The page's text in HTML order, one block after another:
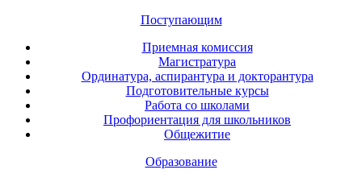
Поступающим
Приемная комиссия
Магистратура
Ординатура, аспирантура и докторантура
Подготовительные курсы
Работа со школами
Профориентация для школьников
Общежитие
Образование